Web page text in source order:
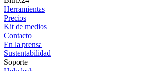
Herramientas
Precios
Kit de medios
Contacto
En la prensa
Sustentabilidad
Soporte